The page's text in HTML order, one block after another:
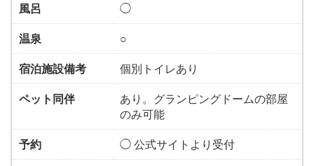
風呂
◯
温泉
○
宿泊施設備考
個別トイレあり
ペット同伴
あり。グランピングドームの部屋
のみ可能
予約
◯ 公式サイトより受付